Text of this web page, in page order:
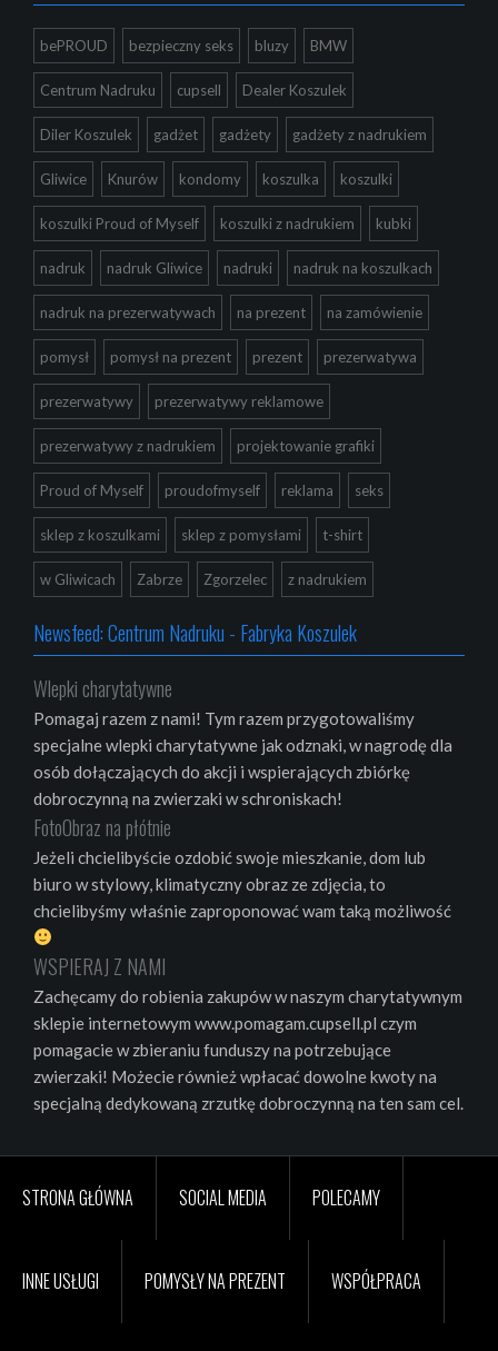
bePROUD bezpieczny seks bluzy BMW
Centrum Nadruku cupsell Dealer Koszulek
Diler Koszulek gadżet gadżety gadżety z nadrukiem
Gliwice Knurów kondomy koszulka koszulki
koszulki Proud of Myself koszulki z nadrukiem kubki
nadruk nadruk Gliwice nadruki nadruk na koszulkach
nadruk na prezerwatywach na prezent na zamówienie
pomysł pomysł na prezent prezent prezerwatywa
prezerwatywy prezerwatywy reklamowe
prezerwatywy z nadrukiem projektowanie grafiki
Proud of Myself proudofmyself reklama seks
sklep z koszulkami sklep z pomysłami t-shirt
w Gliwicach Zabrze Zgorzelec z nadrukiem
Newsfeed: Centrum Nadruku - Fabryka Koszulek
Wlepki charytatywne
Pomagaj razem z nami! Tym razem przygotowaliśmy
specjalne wlepki charytatywne jak odznaki, w nagrodę dla
osób dołączających do akcji i wspierających zbiórkę
dobroczynną na zwierzaki w schroniskach!
FotoObraz na płótnie
Jeżeli chcielibyście ozdobić swoje mieszkanie, dom lub
biuro w stylowy, klimatyczny obraz ze zdjęcia, to
chcielibyśmy właśnie zaproponować wam taką możliwość
WSPIERAJ Z NAMI
Zachęcamy do robienia zakupów w naszym charytatywnym
sklepie internetowym www.pomagam.cupsell.pl czym
pomagacie w zbieraniu funduszy na potrzebujące
zwierzaki! Możecie również wpłacać dowolne kwoty na
specjalną dedykowaną zrzutkę dobroczynną na ten sam cel.
STRONA GŁÓWNA SOCIAL MEDIA POLECAMY
INNE USŁUGI POMYSŁY NA PREZENT WSPÓŁPRACA